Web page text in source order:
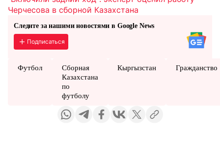
Черчесова в сборной Казахстана
Следите за нашими новостями в Google News
Подписаться
Футбол
Сборная
Казахстана
по
футболу
Кыргызстан Гражданство